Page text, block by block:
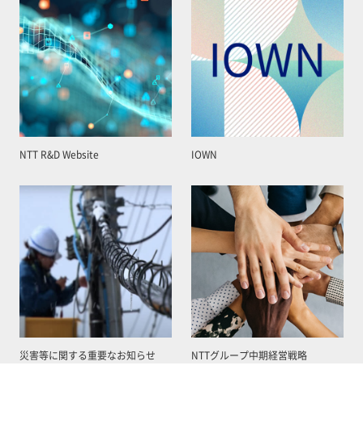
NTT R&D Website IOWN
災害等に関する重要なお知らせ NTTグループ中期経営戦略